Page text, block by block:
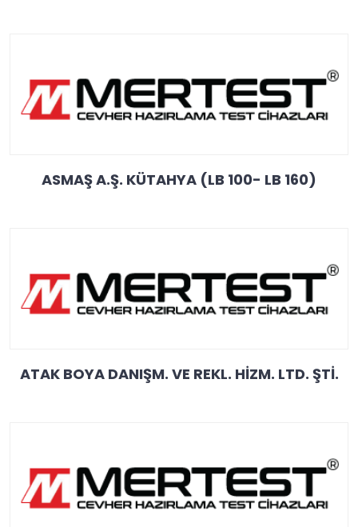
ASMAŞ A.Ş. KÜTAHYA (LB 100- LB 160)
ATAK BOYA DANIŞM. VE REKL. HİZM. LTD. ŞTİ.